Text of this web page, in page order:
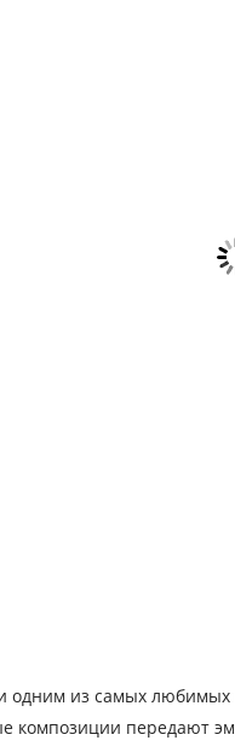
одним из самых
композиции передают